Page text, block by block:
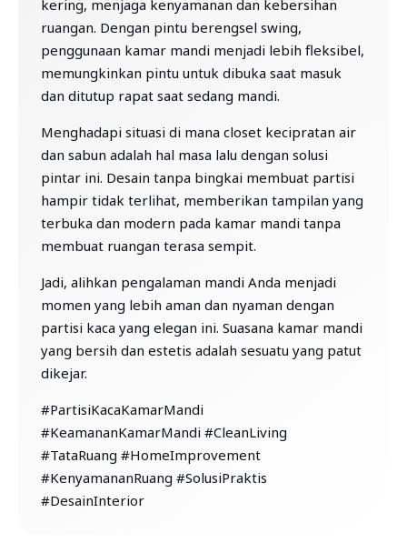
kering, menjaga kenyamanan dan kebersihan
ruangan. Dengan pintu berengsel swing,
penggunaan kamar mandi menjadi lebih fleksibel,
memungkinkan pintu untuk dibuka saat masuk
dan ditutup rapat saat sedang mandi.
Menghadapi situasi di mana closet kecipratan air
dan sabun adalah hal masa lalu dengan solusi
pintar ini. Desain tanpa bingkai membuat partisi
hampir tidak terlihat, memberikan tampilan yang
terbuka dan modern pada kamar mandi tanpa
membuat ruangan terasa sempit.
Jadi, alihkan pengalaman mandi Anda menjadi
momen yang lebih aman dan nyaman dengan
partisi kaca yang elegan ini. Suasana kamar mandi
yang bersih dan estetis adalah sesuatu yang patut
dikejar.
#PartisiKacaKamarMandi
#KeamananKamarMandi #CleanLiving
#TataRuang #HomeImprovement
#KenyamananRuang #SolusiPraktis
#DesainInterior